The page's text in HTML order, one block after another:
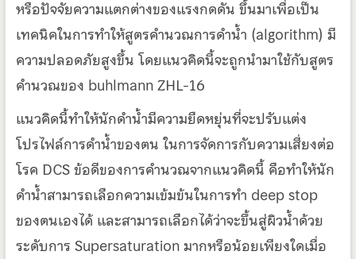
หรือปัจจัยความแตกต่างของแรงกดดัน ขึ้นมาเพื่อเป็น
เทคนิคในการทำให้สูตรคำนวณการดำน้ำ (algorithm) มี
ความปลอดภัยสูงขึ้น โดยแนวคิดนี้จะถูกนำมาใช้กับสูตร
คำนวณของ buhlmann ZHL-16
แนวคิดนี้ทำให้นักดำน้ำมีความยืดหยุ่นที่จะปรับแต่ง
โปรไฟล์การดำน้ำของตน ในการจัดการกับความเสี่ยงต่อ
โรค DCS ข้อดีของการคำนวณจากแนวคิดนี้ คือทำให้นัก
ดำน้ำสามารถเลือกความเข้มข้นในการทำ deep stop
ของตนเองได้ และสามารถเลือกได้ว่าจะขึ้นสู่ผิวน้ำด้วย
ระดับการ Supersaturation มากหรือน้อยเพียงใดเมื่อ